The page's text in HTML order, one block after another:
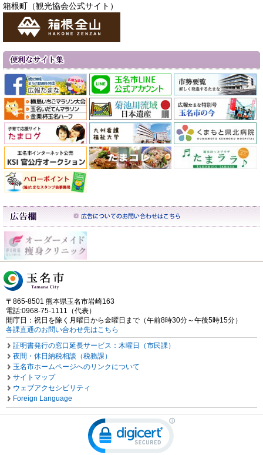
箱根町（観光協会公式サイト）
〒865-8501 熊本県玉名市岩崎163
電話:0968-75-1111（代表）
開庁日：祝日を除く月曜日から金曜日まで（午前8時30分～午後5時15分）
各課直通のお問い合わせ先はこちら
証明書発行の窓口延長サービス：木曜日（市民課）
夜間・休日納税相談（税務課）
玉名市ホームページへのリンクについて
サイトマップ
ウェブアクセシビリティ
Foreign Language